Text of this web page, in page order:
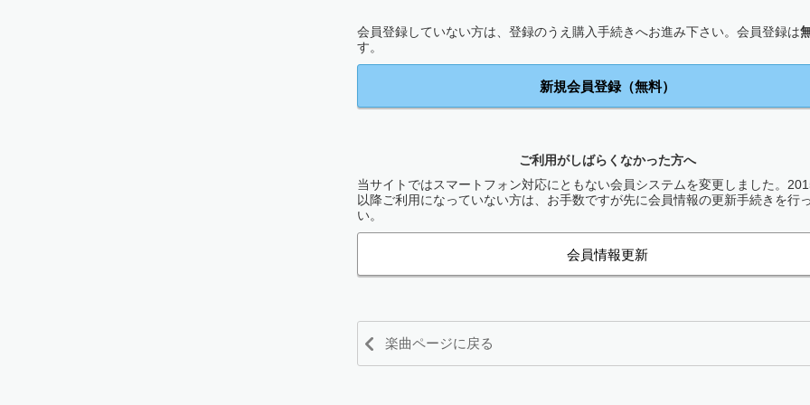
会員登録していない方は、登録のうえ購入手続きへお進み下さい。会員登録は
す。
新規会員登録（無料）
ご利用がしばらくなかった方へ
当サイトではスマートフォン対応にともない会員システムを変更しました。
以降ご利用になっていない方は、お手数ですが先に会員情報の更新手続きを行
い。
会員情報更新
楽曲ページに戻る